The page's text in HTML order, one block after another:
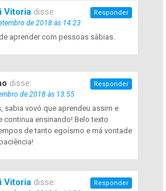
Vitoria disse:
de 2018 às 14:23
aprender com pessoas sábias.
Responder
disse:
de 2018 às 13:55
sabia vovó que aprendeu assim e
continua ensinando! Belo texto
de tanto egoísmo e má vontade
Responder
Vitoria disse: Responder